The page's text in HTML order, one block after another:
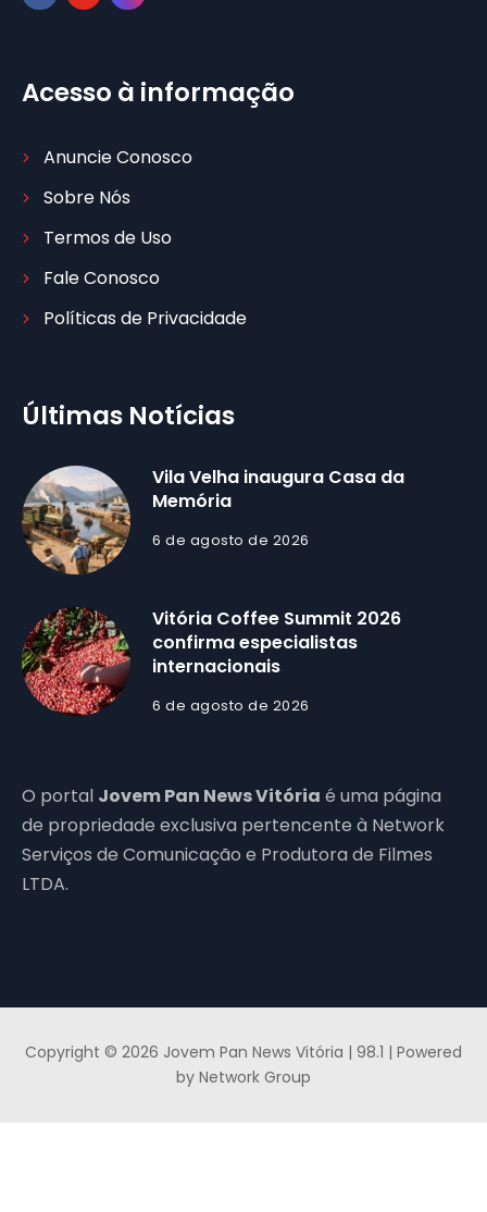
Acesso à informação
Anuncie Conosco
Sobre Nós
Termos de Uso
Fale Conosco
Políticas de Privacidade
Últimas Notícias
Vila Velha inaugura Casa da
Memória
6 de agosto de 2026
Vitória Coffee Summit 2026
confirma especialistas
internacionais
6 de agosto de 2026
O portal Jovem Pan News Vitória é uma página
de propriedade exclusiva pertencente à Network
Serviços de Comunicação e Produtora de Filmes
LTDA.
Copyright © 2026 Jovem Pan News Vitória | 98.1 | Powered
by Network Group